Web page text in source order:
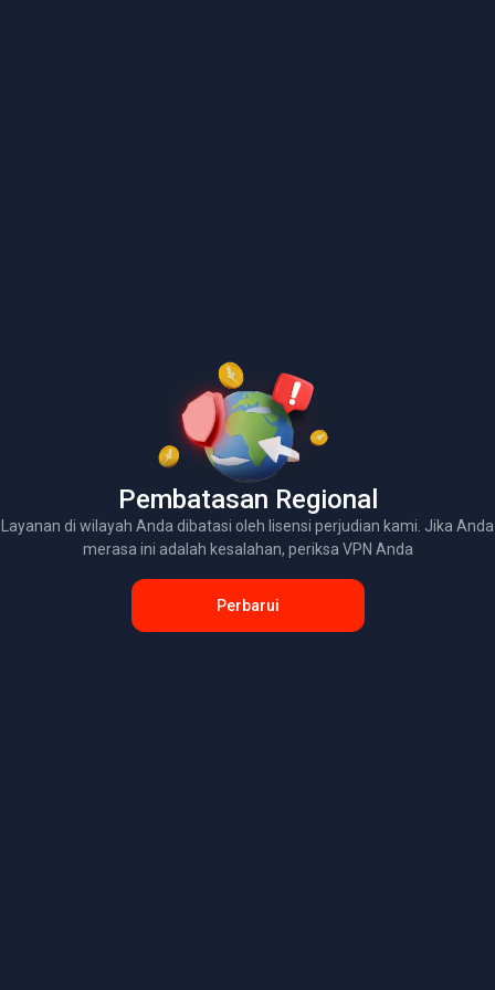
Pembatasan Regional
Layanan di wilayah Anda dibatasi oleh lisensi perjudian kami. Jika Anda
merasa ini adalah kesalahan, periksa VPN Anda
Perbarui